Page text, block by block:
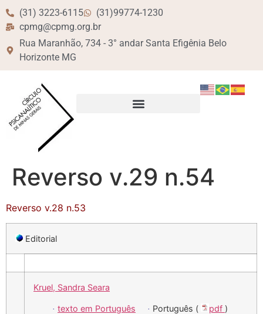
(31) 3223-6115
(31)99774-1230
cpmg@cpmg.org.br
Rua Maranhão, 734 - 3° andar Santa Efigênia Belo
Horizonte MG
Reverso v.29 n.54
Reverso v.28 n.53
Editorial
Kruel, Sandra Seara
· texto em Português · Português ( pdf )